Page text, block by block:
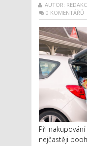
AUTOR:
0 KOMENTÁŘŮ
Při
nejčastěji